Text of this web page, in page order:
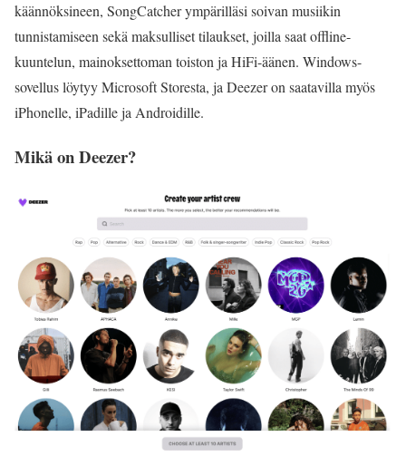
käännöksineen, SongCatcher ympärilläsi soivan musiikin
tunnistamiseen sekä maksulliset tilaukset, joilla saat offline-
kuuntelun, mainoksettoman toiston ja HiFi-äänen. Windows-
sovellus löytyy Microsoft Storesta, ja Deezer on saatavilla myös
iPhonelle, iPadille ja Androidille.
Mikä on Deezer?